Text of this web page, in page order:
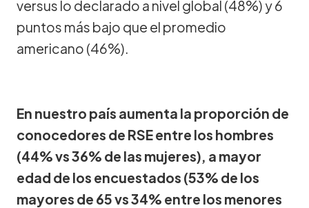
versus lo declarado a nivel global (48%) y 6
puntos más bajo que el promedio
americano (46%).
En nuestro país aumenta la proporción de
conocedores de RSE entre los hombres
(44% vs 36% de las mujeres), a mayor
edad de los encuestados (53% de los
mayores de 65 vs 34% entre los menores